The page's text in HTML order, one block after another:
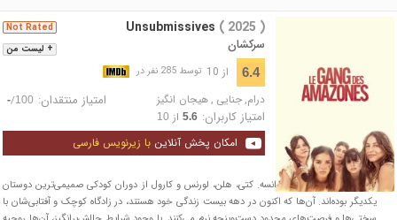
+ لیست من
Not Rated Unsubmissives ( 2025 )
سرکشان
6.4 از 10 توسط 285 نفر در
درام, جنایی , هیجان انگیز امتیاز منتقدان: -/100
امتیاز کاربران: 5.6از 10
امکان پخش آنلاین با زیرنویس فارسی
اوایل دهه ۱۹۹۰، جنوب فرانسه. کتی، هلن، لورنس و کارول از دوران کودکی صمیمی‌ترین دوستان
یکدیگر بوده‌اند. آن‌ها که اکنون در دهه بیست زندگی خود هستند، در زادگاه کوچک و آفتابی‌شان با